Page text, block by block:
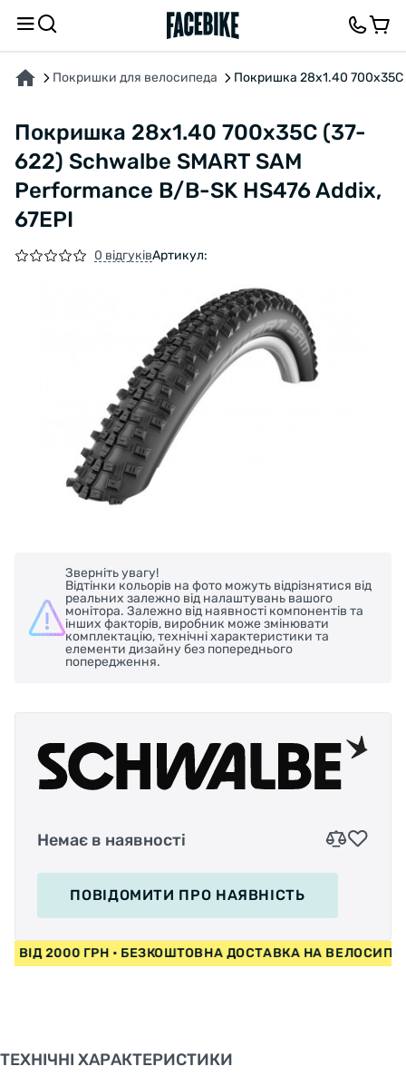
Покришки для велосипеда Покришка 28x1.40 700x35C
Покришка 28x1.40 700x35C (37-
622) Schwalbe SMART SAM
Performance B/B-SK HS476 Addix,
67EPI
0 відгуківАртикул:
Зверніть увагу!
Відтінки кольорів на фото можуть відрізнятися від
реальних залежно від налаштувань вашого
монітора. Залежно від наявності компонентів та
інших факторів, виробник може змінювати
комплектацію, технічні характеристики та
елементи дизайну без попереднього
попередження.
Немає в наявності
ПОВІДОМИТИ ПРО НАЯВНІСТЬ
ВІД 2000 ГРН • БЕЗКОШТОВНА ДОСТАВКА НА
ТЕХНІЧНІ ХАРАКТЕРИСТИКИ
ПРО ТОВАР ХАРАКТЕРИСТИКИВІДГУКИ ТА ЗАПИТАННЯ